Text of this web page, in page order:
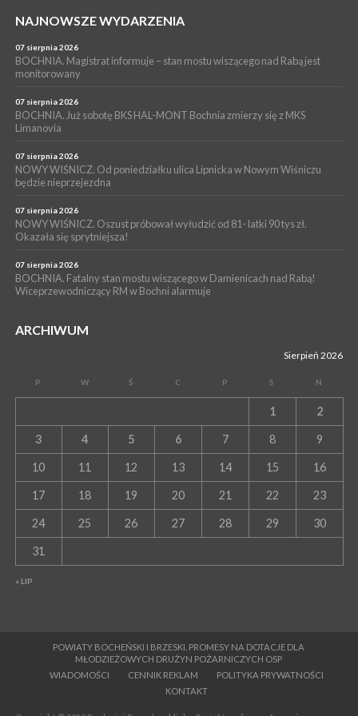
PIELGRZYMKA 2026
Z BOCHNI NA JASNĄ GÓRĘ. Drugi dzień wędrówki [ZDJĘCIA]
WYDARZENIA
NASZ NEWS. Powstał Komitet Ochrony Ładu
Przestrzennego Miasta Bochnia. To odpowiedź na działania
magistratu
NAJNOWSZE WYDARZENIA
07 sierpnia 2026
BOCHNIA. Magistrat informuje – stan mostu wiszącego nad Rabą jest
monitorowany
07 sierpnia 2026
BOCHNIA. Już sobotę BKS HAL-MONT Bochnia zmierzy się z MKS
Limanovia
07 sierpnia 2026
NOWY WIŚNICZ. Od poniedziałku ulica Lipnicka w Nowym Wiśniczu
będzie nieprzejezdna
07 sierpnia 2026
NOWY WIŚNICZ. Oszust próbował wyłudzić od 81- latki 90 tys zł.
Okazała się sprytniejsza!
07 sierpnia 2026
BOCHNIA. Fatalny stan mostu wiszącego w Damienicach nad Rabą!
Wiceprzewodniczący RM w Bochni alarmuje
ARCHIWUM
Sierpień 2026
P W Ś C P S N
« LIP
1 2
3 4 5 6 7 8 9
10 11 12 13 14 15 16
17 18 19 20 21 22 23
24 25 26 27 28 29 30
31
POWIATY BOCHEŃSKI I BRZESKI. PROMESY NA DOTACJE DLA
MŁODZIEŻOWYCH DRUŻYN POŻARNICZYCH OSP
WIADOMOŚCI
CENNIK REKLAM
POLITYKA PRYWATNOŚCI
KONTAKT